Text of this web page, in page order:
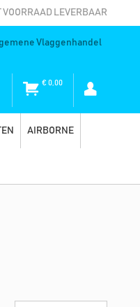
VOORRAAD LEVERBAAR
Vlaggenhandel
€0,00
AIRBORNE